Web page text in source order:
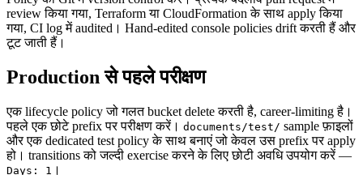
review किया गया, Terraform या CloudFormation के साथ apply किया
गया, CI log में audited। Hand-edited console policies drift करती हैं और
टूट जाती हैं।
Production से पहले परीक्षण
एक lifecycle policy जो गलत bucket delete करती है, career-limiting है।
पहले एक छोटे prefix पर परीक्षण करें। documents/test/ sample फ़ाइलों
और एक dedicated test policy के साथ बनाएं जो केवल उस prefix पर apply
हो। transitions को जल्दी exercise करने के लिए छोटी अवधि उपयोग करें —
Days: 1 ।